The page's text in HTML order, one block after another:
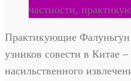
частности,
Практикующие Фалуньгун
узников совести в Китае
насильственного